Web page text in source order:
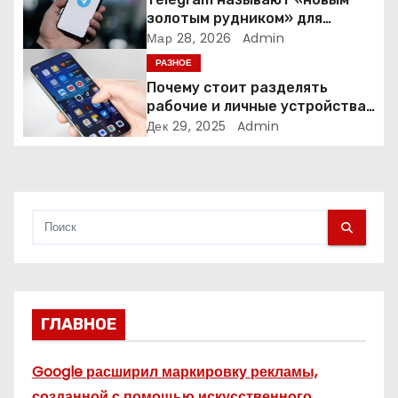
а
п
и
с
золотым рудником» для
креаторов: как блогеры
создают онлайн-бизнес
Мар 28, 2026 Admin
РАЗНОЕ
Почему стоит разделять
рабочие и личные устройства
— и чем опасно всё смешивать
Дек 29, 2025 Admin
ГЛАВНОЕ
Google расширил маркировку рекламы,